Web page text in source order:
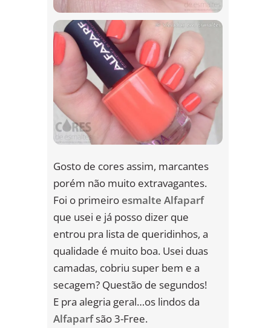
Gosto de cores assim, marcantes
porém não muito extravagantes.
Foi o primeiro esmalte Alfaparf
que usei e já posso dizer que
entrou pra lista de queridinhos, a
qualidade é muito boa. Usei duas
camadas, cobriu super bem e a
secagem? Questão de segundos!
E pra alegria geral…os lindos da
Alfaparfsão 3-Free.